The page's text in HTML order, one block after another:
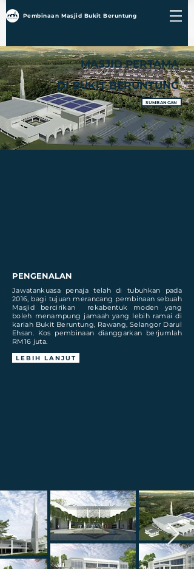
Pembinaan Masjid Bukit Beruntung
MASJID PERTAMA
DI BUKIT BERUNTUNG
SUMBANGAN
PENGENALAN
Jawatankuasa penaja telah di tubuhkan pada
2016, bagi tujuan merancang pembinaan sebuah
Masjid bercirikan rekabentuk moden yang
boleh menampung jamaah yang lebih ramai di
kariah Bukit Beruntung, Rawang, Selangor Darul
Ehsan. Kos pembinaan dianggarkan berjumlah
RM16 juta.
LEBIH LANJUT